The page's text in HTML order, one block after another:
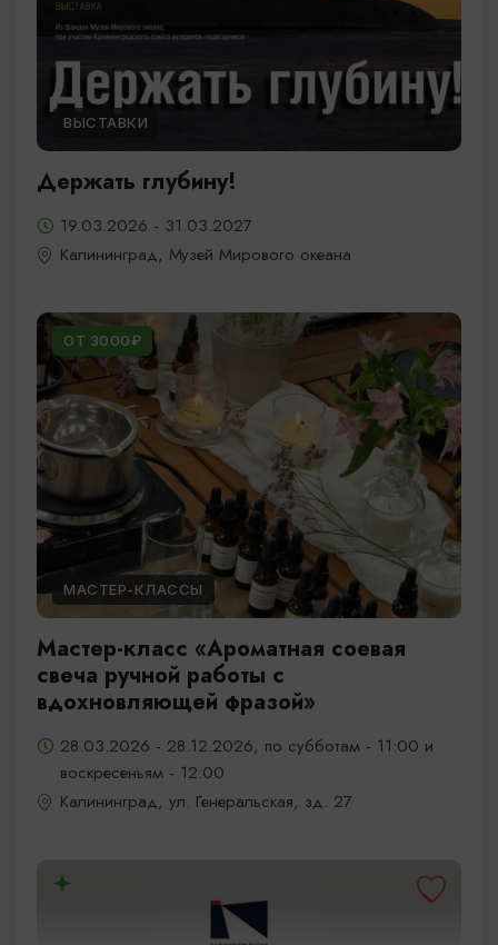
ВЫСТАВКИ
Держать глубину!
19.03.2026 - 31.03.2027
Калининград, Музей Мирового океана
ОТ 3000₽
МАСТЕР-КЛАССЫ
Мастер-класс «Ароматная соевая
свеча ручной работы с
вдохновляющей фразой»
28.03.2026 - 28.12.2026, по субботам - 11:00 и
воскресеньям - 12:00
Калининград, ул. Генеральская, зд. 27